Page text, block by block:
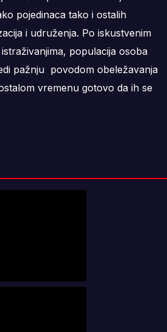
pojedinaca tako i ostalih
i udruženja. Po iskustvenim
populacija osoba
pažnju povodom obeležavanja
vremenu gotovo da ih se